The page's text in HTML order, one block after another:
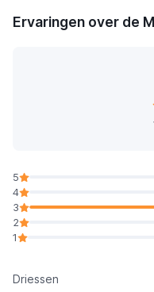
Ervaringen over de
5
4
3
2
1
Driessen